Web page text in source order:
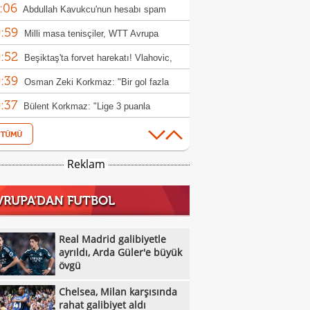
Abdullah Kavukcu'nun hesabı spam
uğradı!
Milli masa tenisçiler, WTT Avrupa
ilk turda veda etti
Beşiktaş'ta forvet harekatı! Vlahovic,
ve David
Osman Zeki Korkmaz: "Bir gol fazla
Bülent Korkmaz: "Lige 3 puanla
iyiydi"
Real Madrid galibiyetle ayrıldı, Arda
büyük övgü
ABB FOMGET, Miracle Ofem Usani'yi
yaptı
Galatasaray taraftarından Dursun
yürüyeceğiz"
7 gollü maçta Antalyaspor,
yıktı
Fenerbahçe arsaVev, Şampiyonlar Ligi'ne
etti! İsmail Köybaşı: "Bugün buraya kalbimi
Reklam
FUTBOL
Real Madrid galibiyetle
ayrıldı, Arda Güler'e büyük
övgü
Chelsea, Milan karşısında
rahat galibiyet aldı